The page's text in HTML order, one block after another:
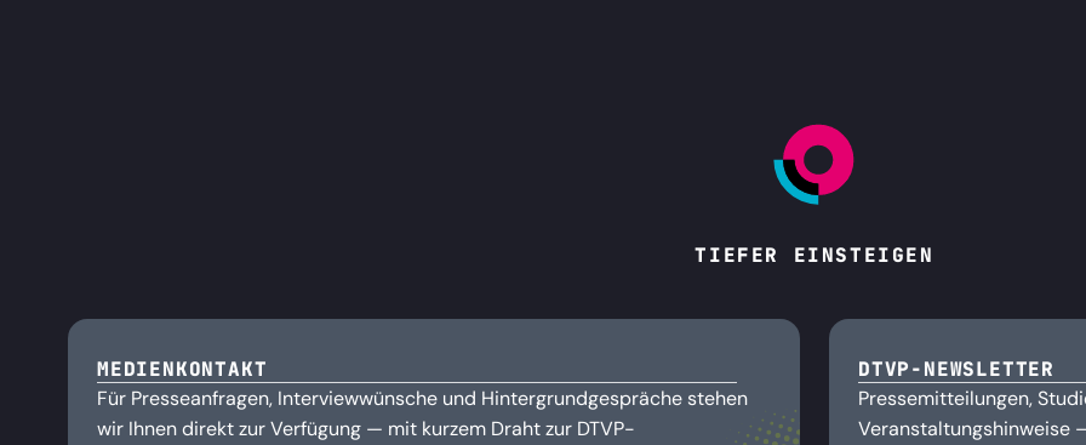
TIEFER EINSTEIGEN
MEDIENKONTAKT
Für Presseanfragen, Interviewwünsche und Hintergrundgespräche stehen
wir Ihnen direkt zur Verfügung — mit kurzem Draht zur DTVP-
DTVP-NEWSLETTER
Pressemitteilungen,
Veranstaltungshinweise